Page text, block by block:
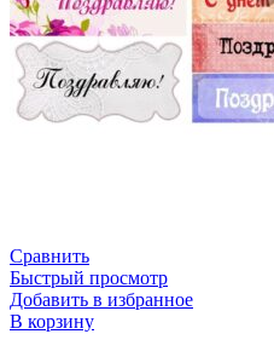
Сравнить
Быстрый просмотр
Добавить в избранное
В корзину